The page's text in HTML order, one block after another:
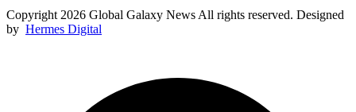
Copyright 2026 Global Galaxy News All rights reserved. Designed
by Hermes Digital